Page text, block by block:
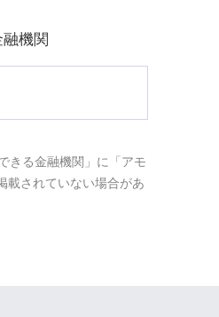
機関
きる金融機関」に「アモ
載されていない場合があ